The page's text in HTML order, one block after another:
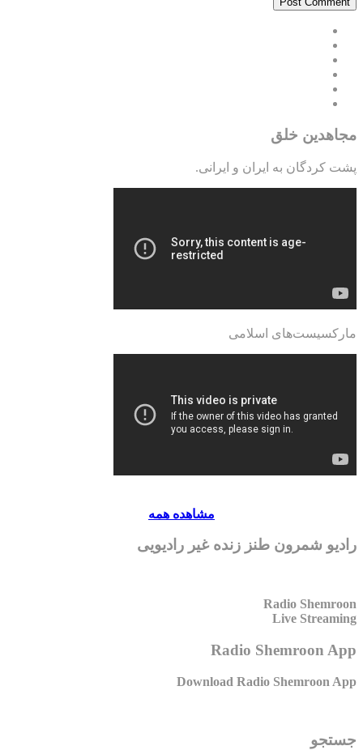
مجاهدین خلق
پشت کردگان به ایران و ایرانی.
مارکسیست‌های اسلامی
مشاهده همه
رادیو شمرون طنز زنده غیر رادیویی
Radio Shemroon
Live Streaming
Radio Shemroon App
Download Radio Shemroon App
جستجو